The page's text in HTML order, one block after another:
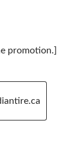
promotion.]